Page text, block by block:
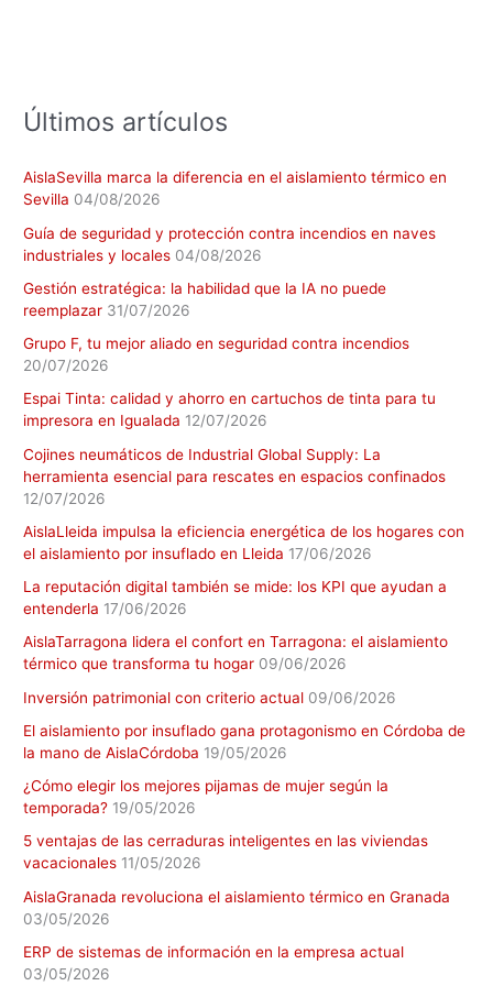
Últimos artículos
AislaSevilla marca la diferencia en el aislamiento térmico en
Sevilla 04/08/2026
Guía de seguridad y protección contra incendios en naves
industriales y locales 04/08/2026
Gestión estratégica: la habilidad que la IA no puede
reemplazar 31/07/2026
Grupo F, tu mejor aliado en seguridad contra incendios
20/07/2026
Espai Tinta: calidad y ahorro en cartuchos de tinta para tu
impresora en Igualada 12/07/2026
Cojines neumáticos de Industrial Global Supply: La
herramienta esencial para rescates en espacios confinados
12/07/2026
AislaLleida impulsa la eficiencia energética de los hogares con
el aislamiento por insuflado en Lleida 17/06/2026
La reputación digital también se mide: los KPI que ayudan a
entenderla 17/06/2026
AislaTarragona lidera el confort en Tarragona: el aislamiento
térmico que transforma tu hogar 09/06/2026
Inversión patrimonial con criterio actual 09/06/2026
El aislamiento por insuflado gana protagonismo en Córdoba de
la mano de AislaCórdoba 19/05/2026
¿Cómo elegir los mejores pijamas de mujer según la
temporada? 19/05/2026
5 ventajas de las cerraduras inteligentes en las viviendas
vacacionales 11/05/2026
AislaGranada revoluciona el aislamiento térmico en Granada
03/05/2026
ERP de sistemas de información en la empresa actual
03/05/2026